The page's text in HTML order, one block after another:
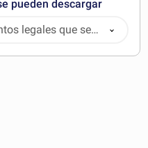
pueden descargar
legales que se